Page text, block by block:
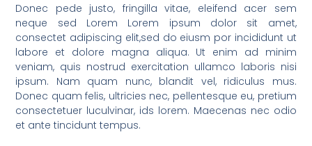
Donec pede justo, fringilla vitae, eleifend acer sem
neque sed Lorem Lorem ipsum dolor sit amet,
consectet adipiscing elit,sed do eiusm por incididunt ut
labore et dolore magna aliqua. Ut enim ad minim
veniam, quis nostrud exercitation ullamco laboris nisi
ipsum. Nam quam nunc, blandit vel, ridiculus mus.
Donec quam felis, ultricies nec, pellentesque eu, pretium
consectetuer luculvinar, ids lorem. Maecenas nec odio
et ante tincidunt tempus.